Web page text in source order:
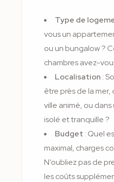
Type de
vous un
ou un bungalow ?
chambres avez-
Localisation :
être près de la
ville animé, ou
isolé et tranquille ?
Budget : Quel
maximal, charges
N’oubliez pas de
les coûts